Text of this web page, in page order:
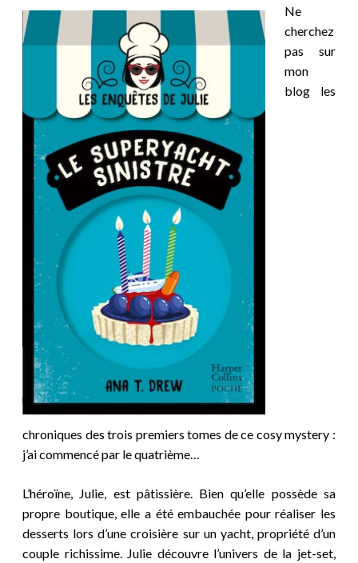
Ne
cherchez
pas sur
mon
blog les
chroniques des trois premiers tomes de ce cosy mystery :
j’ai commencé par le quatrième…
L’héroïne, Julie, est pâtissière. Bien qu’elle possède sa
propre boutique, elle a été embauchée pour réaliser les
desserts lors d’une croisière sur un yacht, propriété d’un
couple richissime. Julie découvre l’univers de la jet-set,